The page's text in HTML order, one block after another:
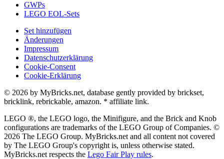
GWPs
LEGO EOL-Sets
Set hinzufügen
Änderungen
Impressum
Datenschutzerklärung
Cookie-Consent
Cookie-Erklärung
© 2026 by MyBricks.net, database gently provided by brickset,
bricklink, rebrickable, amazon. * affiliate link.
LEGO ®, the LEGO logo, the Minifigure, and the Brick and Knob
configurations are trademarks of the LEGO Group of Companies. ©
2026 The LEGO Group. MyBricks.net and all content not covered
by The LEGO Group's copyright is, unless otherwise stated.
MyBricks.net respects the Lego Fair Play rules.